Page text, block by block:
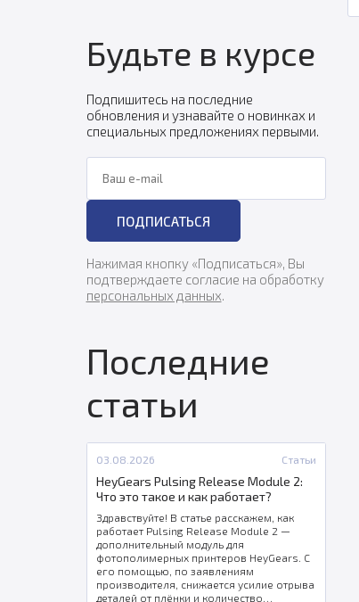
Будьте в курсе
Подпишитесь на последние
обновления и узнавайте о новинках и
специальных предложениях первыми.
ПОДПИСАТЬСЯ
Нажимая кнопку «Подписаться», Вы
подтверждаете согласие на обработку
персональных данных.
Последние
статьи
03.08.2026 Статьи
HeyGears Pulsing Release Module 2:
Что это такое и как работает?
Здравствуйте! В статье расскажем, как
работает Pulsing Release Module 2 —
дополнительный модуль для
фотополимерных принтеров HeyGears. С
его помощью, по заявлениям
производителя, снижается усилие отрыва
деталей от плёнки и количество